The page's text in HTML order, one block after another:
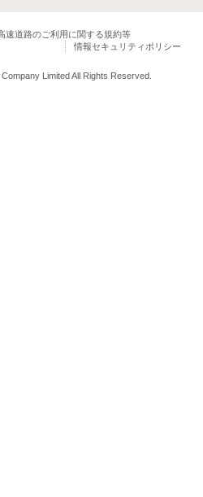
速道路のご利用に関する規約等
情報セキュリティポリシー
Limited All Rights Reserved.